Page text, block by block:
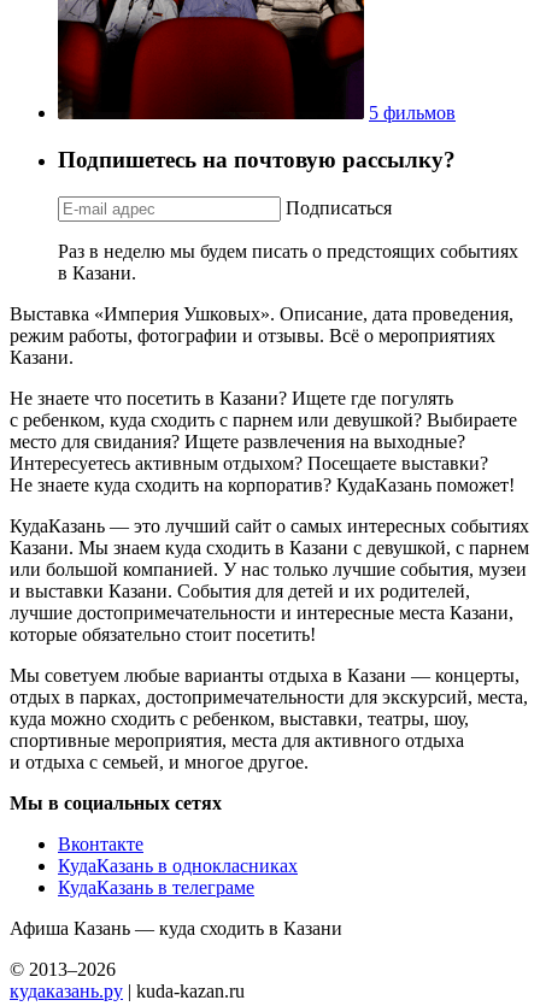
5 фильмов
Подпишетесь на почтовую рассылку?
Подписаться
Раз в неделю мы будем писать о предстоящих событиях
в Казани.
Выставка «Империя Ушковых». Описание, дата проведения,
режим работы, фотографии и отзывы. Всё о мероприятиях
Казани.
Не знаете что посетить в Казани? Ищете где погулять
с ребенком, куда сходить с парнем или девушкой? Выбираете
место для свидания? Ищете развлечения на выходные?
Интересуетесь активным отдыхом? Посещаете выставки?
Не знаете куда сходить на корпоратив? КудаКазань поможет!
КудаКазань — это лучший сайт о самых интересных событиях
Казани. Мы знаем куда сходить в Казани с девушкой, с парнем
или большой компанией. У нас только лучшие события, музеи
и выставки Казани. События для детей и их родителей,
лучшие достопримечательности и интересные места Казани,
которые обязательно стоит посетить!
Мы советуем любые варианты отдыха в Казани — концерты,
отдых в парках, достопримечательности для экскурсий, места,
куда можно сходить с ребенком, выставки, театры, шоу,
спортивные мероприятия, места для активного отдыха
и отдыха с семьей, и многое другое.
Мы в социальных сетях
Вконтакте
КудаКазань в однокласниках
КудаКазань в телеграме
Афиша Казань — куда сходить в Казани
© 2013–2026
кудаказань.ру | kuda-kazan.ru